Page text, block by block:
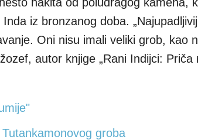
iz bronzanog doba.
Oni nisu imali veliki grob, kao
autor knjige „Rani Indijci:
groba